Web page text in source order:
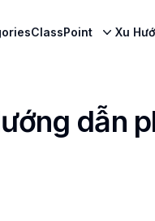
ClassPoint Xu
dẫn